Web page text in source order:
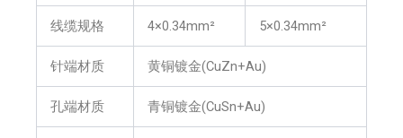
线缆规格 4×0.34mm² 5×0.34mm²
针端材质 黄铜镀金(CuZn+Au)
孔端材质 青铜镀金(CuSn+Au)